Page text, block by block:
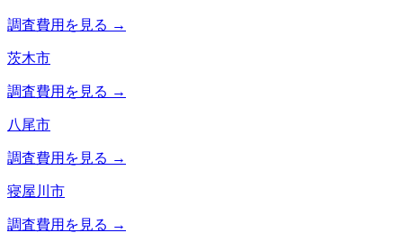
調査費用を見る →
茨木市
調査費用を見る →
八尾市
調査費用を見る →
寝屋川市
調査費用を見る →